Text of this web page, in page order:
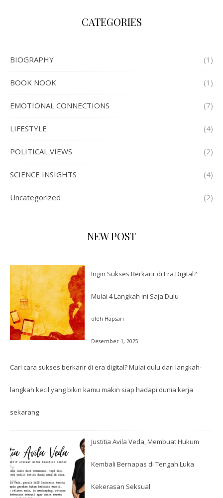
CATEGORIES
BIOGRAPHY (1)
BOOK NOOK (1)
EMOTIONAL CONNECTIONS (7)
LIFESTYLE (4)
POLITICAL VIEWS (2)
SCIENCE INSIGHTS (4)
Uncategorized (2)
NEW POST
Ingin Sukses Berkarir di Era Digital?
Mulai 4 Langkah ini Saja Dulu
oleh Hapsari
Desember 1, 2025
Cari cara sukses berkarir di era digital? Mulai dulu dari langkah-
langkah kecil yang bikin kamu makin siap hadapi dunia kerja
sekarang
Justitia Avila Veda, Membuat Hukum
Kembali Bernapas di Tengah Luka
Kekerasan Seksual